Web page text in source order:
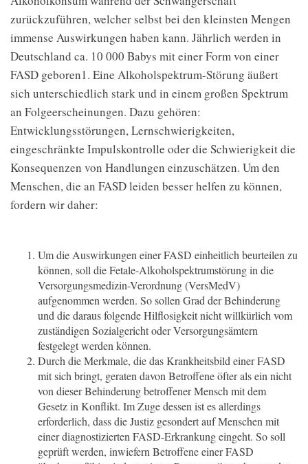
zurückzuführen, welcher selbst bei den kleinsten Mengen
immense Auswirkungen haben kann. Jährlich werden in
Deutschland ca. 10 000 Babys mit einer Form von einer
FASD geboren1. Eine Alkoholspektrum-Störung äußert
sich unterschiedlich stark und in einem großen Spektrum
an Folgeerscheinungen. Dazu gehören:
Entwicklungsstörungen, Lernschwierigkeiten,
eingeschränkte Impulskontrolle oder die Schwierigkeit die
Konsequenzen von Handlungen einzuschätzen. Um den
Menschen, die an FASD leiden besser helfen zu können,
fordern wir daher:
Um die Auswirkungen einer FASD einheitlich beurteilen zu
können, soll die Fetale-Alkoholspektrumstörung in die
Versorgungsmedizin-Verordnung (VersMedV)
aufgenommen werden. So sollen Grad der Behinderung
und die daraus folgende Hilflosigkeit nicht willkürlich vom
zuständigen Sozialgericht oder Versorgungsämtern
festgelegt werden können.
Durch die Merkmale, die das Krankheitsbild einer FASD
mit sich bringt, geraten davon Betroffene öfter als ein nicht
von dieser Behinderung betroffener Mensch mit dem
Gesetz in Konflikt. Im Zuge dessen ist es allerdings
erforderlich, dass die Justiz gesondert auf Menschen mit
einer diagnostizierten FASD-Erkrankung eingeht. So soll
geprüft werden, inwiefern Betroffene einer FASD